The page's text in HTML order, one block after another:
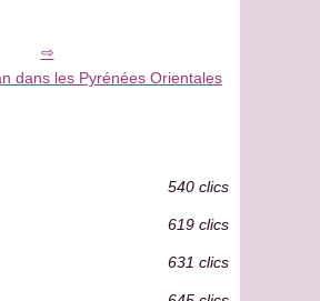
dans les Pyrénées Orientales
540 clics
619 clics
631 clics